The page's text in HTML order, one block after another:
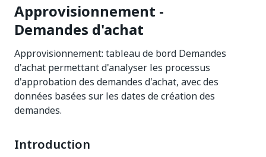
Approvisionnement -
Demandes d'achat
Approvisionnement: tableau de bord Demandes
d'achat permettant d'analyser les processus
d'approbation des demandes d'achat, avec des
données basées sur les dates de création des
demandes.
Introduction